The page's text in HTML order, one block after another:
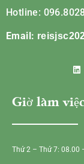
Hotline:
Email:
Giờ làm
Thứ 2 – Thứ 7: 08.00